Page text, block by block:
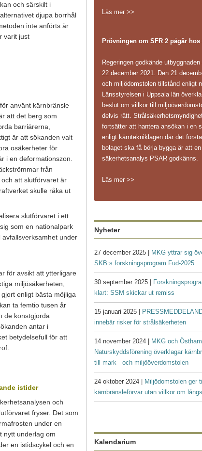
och särskilt i
djupa borrhål
inte anförts är
varit just
använt kärnbränsle
att det berg som
barriärerna,
är att sökanden valt
osäkerheter för
i en deformationszon.
från
att slutförvaret är
skulle råka ut
slutförvaret i ett
som en nationalpark
under
för avsikt att ytterligare
miljösäkerheten,
enligt bästa möjliga
ta femtio tusen år
de konstgjorda
antar i
betydelsefull för att
istider
och
fryser. Det som
under en
nytt underlag om
en istidscykel och en
Läs mer >>
Prövningen om SFR 2 pågår hos
Regeringen godkände
22 december 2021. Den 21
och miljödomstolen tillstånd enligt
Länsstyrelsen i Uppsala län
beslut om villkor till
delvis rätt.
fortsätter att hantera ansökan i en
enligt kärntekniklagen där det
bolaget ska få börja bygga är att
säkerhetsanalys PSAR godkänns.
Läs mer >>
Nyheter
27 december 2025 |
MKG yttrar sig
SKB:s forskningsprogram Fud-2025
30 september 2025 |
klart: SSM skickar ut remiss
15 januari 2025 |
innebär risker för strålsäkerheten
14 november 2024 |
MKG och
Naturskyddsförening överklagar
till mark - och miljööverdomstolen
24 oktober 2024 |
Miljödomstolen ger
kärnbränsleförvar utan villkor om
Kalendarium